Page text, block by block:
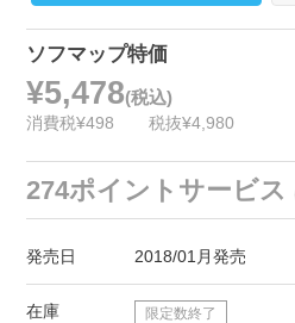
ソフマップ特価
¥5,478(税込)
消費税¥498 税抜¥4,980
274ポイントサービス
発売日 2018/01月発売
在庫 限定数終了